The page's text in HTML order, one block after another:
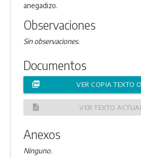
anegadizo.
Observaciones
Sin observaciones.
Documentos
picture_as_pdf VER COPIA TEXTO
description VER TEXTO
Anexos
Ninguno.